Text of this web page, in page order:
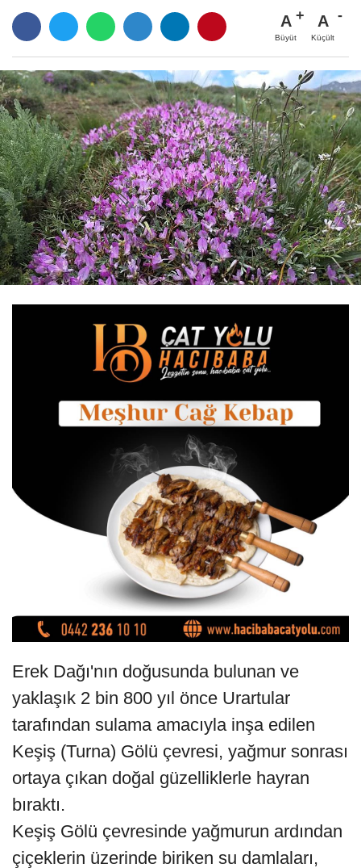
A
Büyüt
A
Küçült
Erek Dağı'nın doğusunda bulunan ve
yaklaşık 2 bin 800 yıl önce Urartular
tarafından sulama amacıyla inşa edilen
Keşiş (Turna) Gölü çevresi, yağmur sonrası
ortaya çıkan doğal güzelliklerle hayran
bıraktı.
Keşiş Gölü çevresinde yağmurun ardından
çiçeklerin üzerinde biriken su damlaları,